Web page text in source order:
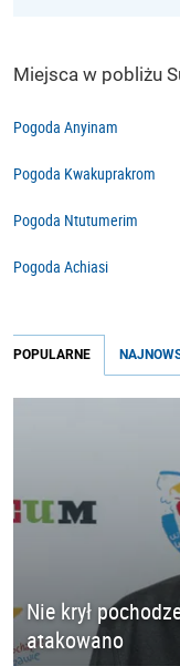
Miejsca w pobliżu
Pogoda Anyinam
Pogoda Kwakuprakrom
Pogoda Ntutumerim
Pogoda Achiasi
POPULARNE
Nie krył
atakowano